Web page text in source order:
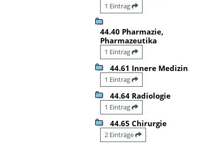
1 Eintrag
44.40 Pharmazie,
Pharmazeutika
1 Eintrag
44.61 Innere Medizin
1 Eintrag
44.64 Radiologie
1 Eintrag
44.65 Chirurgie
2 Einträge